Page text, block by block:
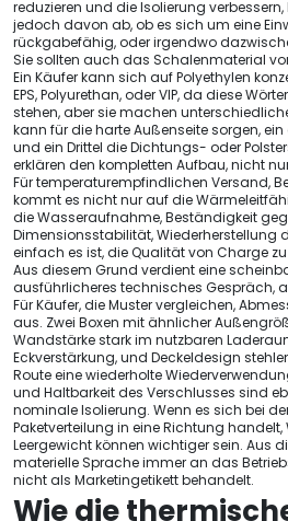
reduzieren und die Isolierung
jedoch davon ab, ob es sich um eine
rückgabefähig, oder irgendwo
Sie sollten auch das Schalenmaterial
Ein Käufer kann sich auf Polyethylen
EPS, Polyurethan, oder VIP, da diese
stehen, aber sie machen
kann für die harte Außenseite sorgen,
und ein Drittel die Dichtungs- oder
erklären den kompletten Aufbau, nicht
Für temperaturempfindlichen Versand,
kommt es nicht nur auf die
die Wasseraufnahme, Beständigkeit
Dimensionsstabilität, Wiederherstellung
einfach es ist, die Qualität von Charge
Aus diesem Grund verdient eine
ausführlicheres technisches Gespräch,
Für Käufer, die Muster vergleichen,
aus. Zwei Boxen mit ähnlicher
Wandstärke stark im nutzbaren
Eckverstärkung, und Deckeldesign
Route eine wiederholte
und Haltbarkeit des Verschlusses sind
nominale Isolierung. Wenn es sich bei
Paketverteilung in eine Richtung handelt,
Leergewicht können wichtiger sein. Aus
materielle Sprache immer an das
nicht als Marketingetikett behandelt.
Wie die